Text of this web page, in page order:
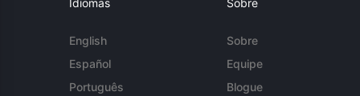
Idiomas
English
Español
Português
Sobre
Sobre
Equipe
Blogue